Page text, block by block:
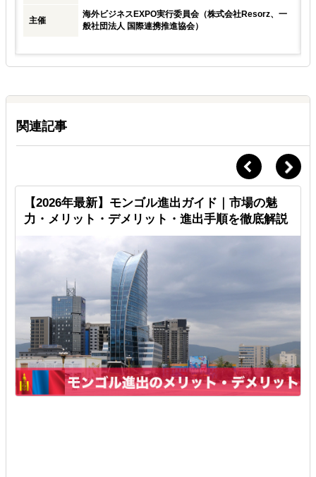
主催
海外ビジネスEXPO実行委員会（株式会社Resorz、一
般社団法人 国際連携推進協会）
関連記事
【2026年最新】モンゴル進出ガイド｜市場の魅
力・メリット・デメリット・進出手順を徹底解説